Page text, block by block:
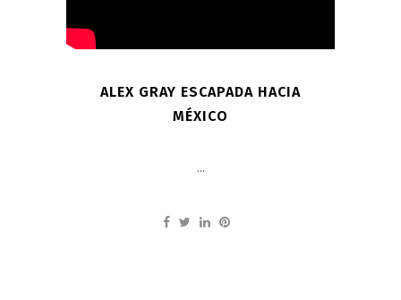
ALEX GRAY ESCAPADA HACIA
MÉXICO
...